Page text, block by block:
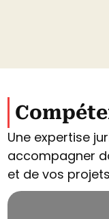
Une expertise
accompagner
et de vos